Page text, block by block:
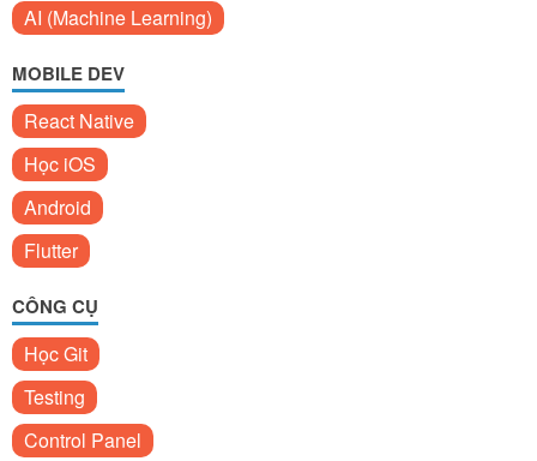
AI (Machine Learning)
MOBILE DEV
React Native
Học iOS
Android
Flutter
CÔNG CỤ
Học Git
Testing
Control Panel